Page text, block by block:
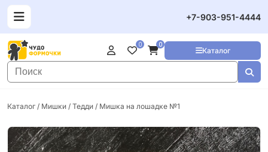
+7-903-951-4444
Каталог
0 0
Каталог / Мишки / Тедди / Мишка на лошадке №1